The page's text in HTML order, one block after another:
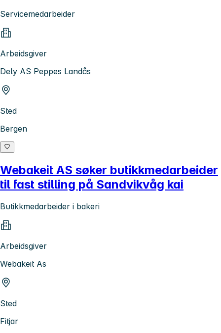
Servicemedarbeider
Arbeidsgiver
Dely AS Peppes Landås
Sted
Bergen
Webakeit AS søker butikkmedarbeider
til fast stilling på Sandvikvåg kai
Butikkmedarbeider i bakeri
Arbeidsgiver
Webakeit As
Sted
Fitjar